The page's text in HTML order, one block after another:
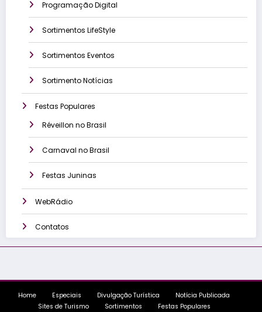
Programação Digital
Sortimentos LifeStyle
Sortimentos Eventos
Sortimento Notícias
Festas Populares
Réveillon no Brasil
Carnaval no Brasil
Festas Juninas
WebRádio
Contatos
Home Especiais Divulgação Turística
Notícia Publicada
Sites de Turismo
Sortimentos Festas Populares